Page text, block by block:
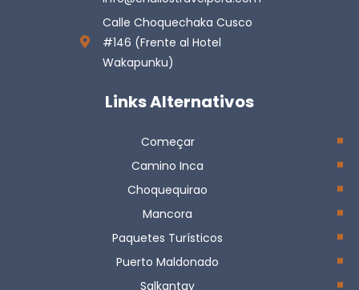
Calle Choquechaka Cusco
#146 (Frente al Hotel
Wakapunku)
Links Alternativos
Começar
Camino Inca
Choquequirao
Mancora
Paquetes Turísticos
Puerto Maldonado
Salkantay